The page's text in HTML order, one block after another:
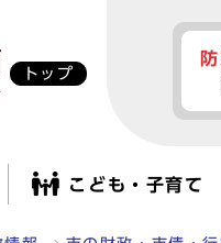
トップ
こども・子育て